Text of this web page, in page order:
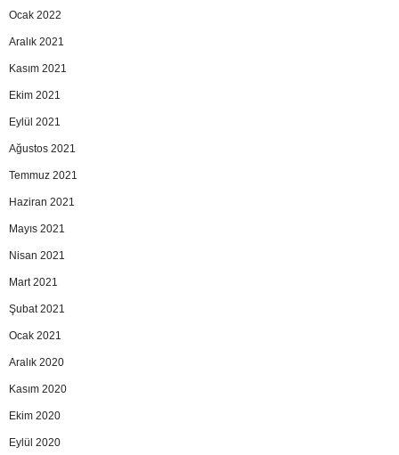
Ocak 2022
Aralık 2021
Kasım 2021
Ekim 2021
Eylül 2021
Ağustos 2021
Temmuz 2021
Haziran 2021
Mayıs 2021
Nisan 2021
Mart 2021
Şubat 2021
Ocak 2021
Aralık 2020
Kasım 2020
Ekim 2020
Eylül 2020